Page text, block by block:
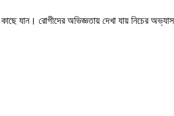
যান। রোগীদের অভিজ্ঞতায় দেখা যায় নিচের